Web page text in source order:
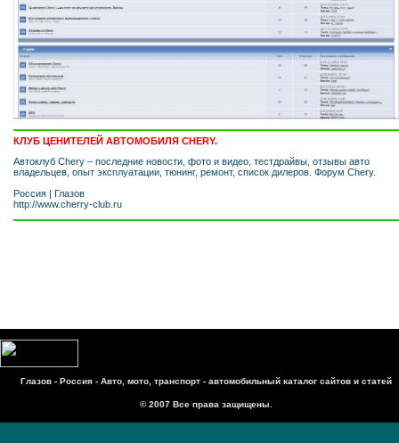
КЛУБ ЦЕНИТЕЛЕЙ АВТОМОБИЛЯ CHERY.
Автоклуб Chery – последние новости, фото и видео, тестдрайвы, отзывы авто
владельцев, опыт эксплуатации, тюнинг, ремонт, список дилеров. Форум Chery.
Россия | Глазов
http://www.cherry-club.ru
Глазов - Россия - Авто, мото, транспорт - автомобильный каталог сайтов и статей
© 2007 Все права защищены.